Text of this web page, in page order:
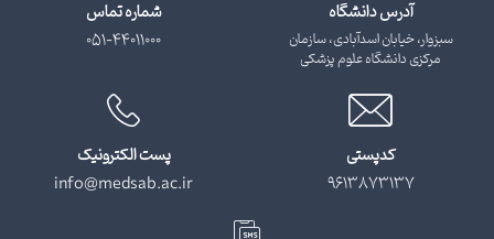
آدرس دانشگاه
سبزوار، خیابان اسدآبادی، سازمان
مرکزی دانشگاه علوم پزشکی
شماره تماس
051-44011000
کدپستی
9613873137
پست الکترونیک
info@medsab.ac.ir